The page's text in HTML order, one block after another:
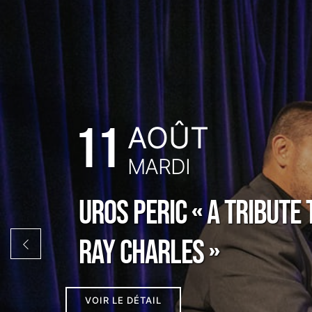
11 AOÛT
MARDI
Uros Peric « A Tribute
Ray Charles »
VOIR LE DÉTAIL